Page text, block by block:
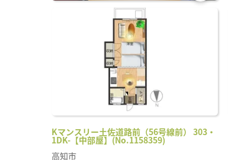
Kマンスリー土佐道路前（56号線前） 303・
1DK-【中部屋】(No.1158359)
お気
高知市